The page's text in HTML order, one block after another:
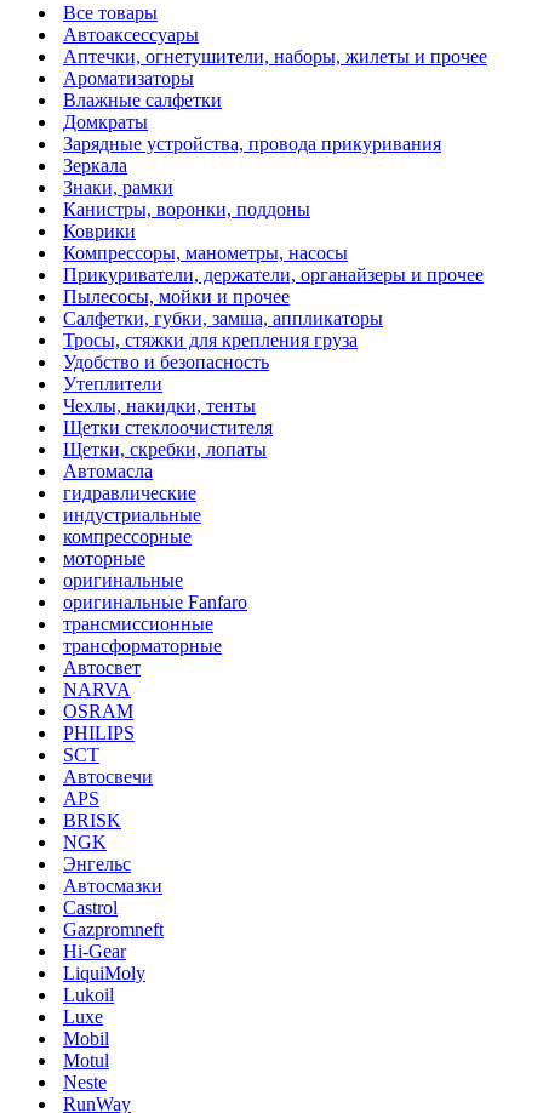
Все товары
Автоаксессуары
Аптечки, огнетушители, наборы, жилеты и прочее
Ароматизаторы
Влажные салфетки
Домкраты
Зарядные устройства, провода прикуривания
Зеркала
Знаки, рамки
Канистры, воронки, поддоны
Коврики
Компрессоры, манометры, насосы
Прикуриватели, держатели, органайзеры и прочее
Пылесосы, мойки и прочее
Салфетки, губки, замша, аппликаторы
Тросы, стяжки для крепления груза
Удобство и безопасность
Утеплители
Чехлы, накидки, тенты
Щетки стеклоочистителя
Щетки, скребки, лопаты
Автомасла
гидравлические
индустриальные
компрессорные
моторные
оригинальные
оригинальные Fanfaro
трансмиссионные
трансформаторные
Автосвет
NARVA
OSRAM
PHILIPS
SCT
Автосвечи
APS
BRISK
NGK
Энгельс
Автосмазки
Castrol
Gazpromneft
Hi-Gear
LiquiMoly
Lukoil
Luxe
Mobil
Motul
Neste
RunWay